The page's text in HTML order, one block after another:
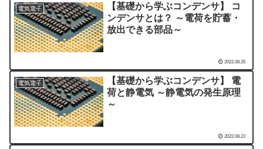
電気電子
【基礎から学ぶコンデンサ】 コ
ンデンサとは？ ～電荷を貯蓄・
放出できる部品～
2022.08.26
電気電子
【基礎から学ぶコンデンサ】 電
荷と静電気 ～静電気の発生原理
～
2022.08.22